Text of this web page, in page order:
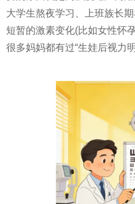
大学生熬夜学习、上班族长
短暂的激素变化(比如女性怀
很多妈妈都有过“生娃后视力